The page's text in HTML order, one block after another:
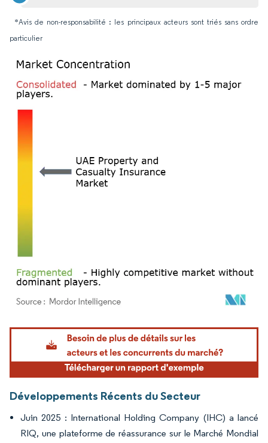
*Avis de non-responsabilité : les principaux acteurs sont triés sans ordre
particulier
Image © Mordor Intelligence. La réutilisation nécessite une attribution sous CC BY
Développements Récents du Secteur
Juin 2025 : International Holding Company (IHC) a lancé
RIQ, une plateforme de réassurance sur le Marché Mondial